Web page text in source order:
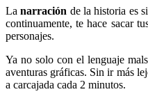
La narración de la historia es
continuamente, te hace sacar
personajes.
Ya no solo con el lenguaje
aventuras gráficas. Sin ir más
a carcajada cada 2 minutos.